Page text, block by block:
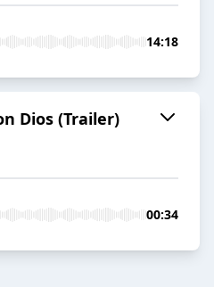
14:18
Dios (Trailer)
00:34